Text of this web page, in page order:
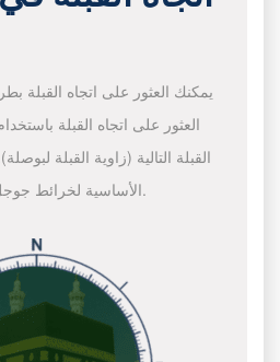
يمكنك العثور على اتجاه القبلة
العثور على اتجاه القبلة
القبلة التالية (زاوية القبلة
الأساسية لخرائط جوجل للعثور على اتجاه القبلة.